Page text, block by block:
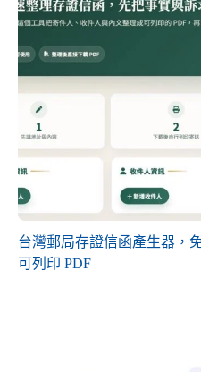
台灣郵局存證信函產生器，
可列印 PDF